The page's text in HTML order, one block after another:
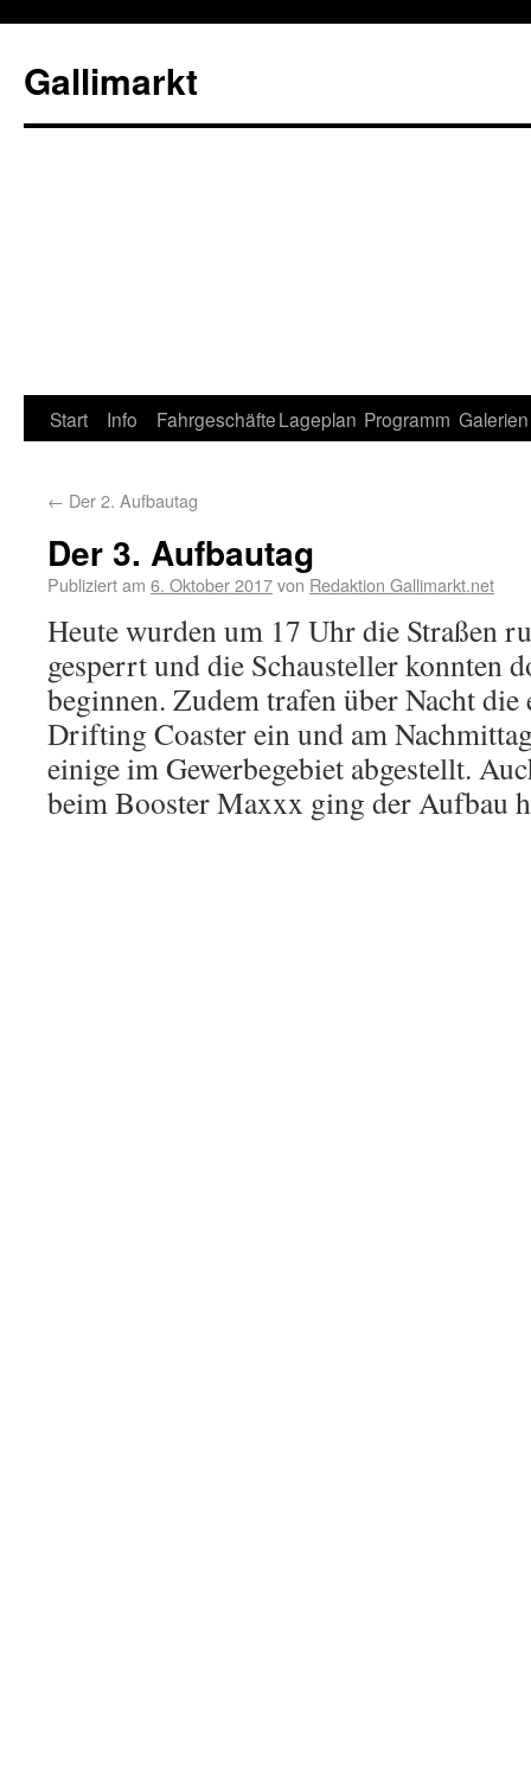
Gallimarkt
Start Info FahrgeschäfteLageplan Programm Galerien
← Der 2. Aufbautag
Der 3. Aufbautag
Publiziert am 6. Oktober 2017von Redaktion Gallimarkt.net
Heute wurden um 17 Uhr die Straßen
gesperrt und die Schausteller konnten
beginnen. Zudem trafen über Nacht die
Drifting Coaster ein und am
einige im Gewerbegebiet abgestellt.
beim Booster Maxxx ging der Aufbau